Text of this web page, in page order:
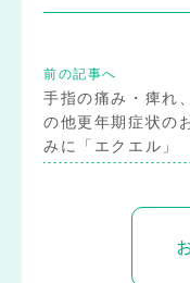
前の記事へ
手指の痛み・痺れ
の他更年期症状の
みに「エクエル」